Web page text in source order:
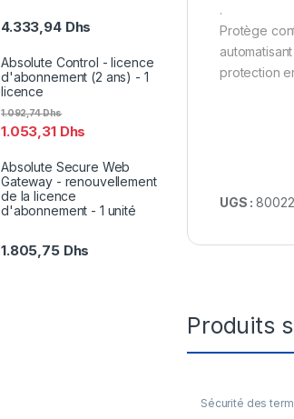
.
Protège
protection
UGS :
Produits
Sécurité des
4.333,94 Dhs
Absolute Control - licence
d'abonnement (2 ans) - 1
licence
1.053,31 Dhs
1.092,74Dhs
Absolute Secure Web
Gateway - renouvellement
de la licence
d'abonnement - 1 unité
1.805,75 Dhs